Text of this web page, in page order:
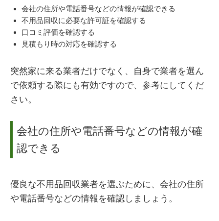
会社の住所や電話番号などの情報が確認できる
不用品回収に必要な許可証を確認する
口コミ評価を確認する
見積もり時の対応を確認する
突然家に来る業者だけでなく、自身で業者を選ん
で依頼する際にも有効ですので、参考にしてくだ
さい。
会社の住所や電話番号などの情報が確
認できる
優良な不用品回収業者を選ぶために、会社の住所
や電話番号などの情報を確認しましょう。